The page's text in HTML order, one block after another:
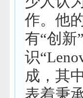
作。他
有“创新”
识
成，其
表着秉